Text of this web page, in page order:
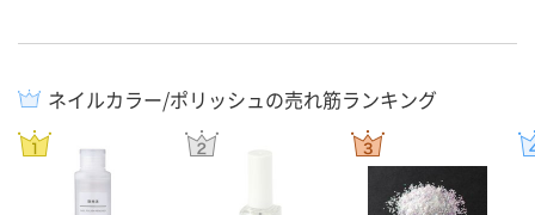
ネイルカラー/ポリッシュの売れ筋ランキング